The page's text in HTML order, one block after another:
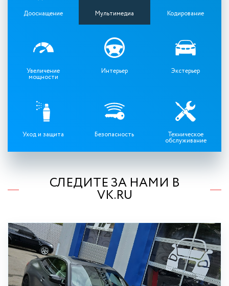
Дооснащение Мультимедиа Кодирование
Увеличение
мощности
Интерьер Экстерьер
Уход и защита Безопасность Техническое
обслуживание
СЛЕДИТЕ ЗА НАМИ В
VK.RU